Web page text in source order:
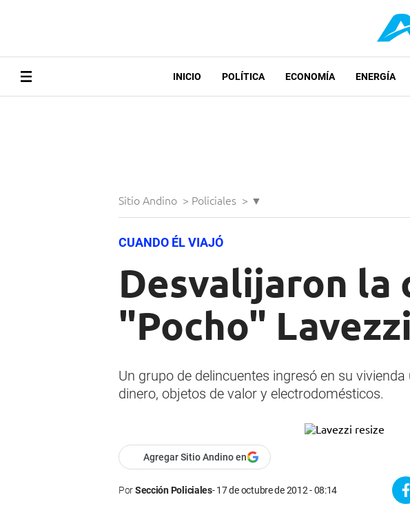
INICIO POLÍTICA ECONOMÍA ENERGÍA
Sitio Andino > Policiales > ▼
CUANDO ÉL VIAJÓ
Desvalijaron la
"Pocho" Lavezzi
Un grupo de delincuentes ingresó en su
dinero, objetos de valor y electrodomésticos.
Agregar Sitio Andino en
PorSección Policiales 17 de octubre de 2012 - 08:14